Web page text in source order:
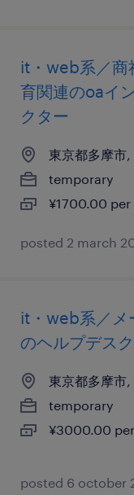
it・web系／商
育関連のoaイ
クター
東京都多摩市,
temporary
¥1700.00
posted 2 march
it・web系／メ
のヘルプデス
東京都多摩市,
temporary
¥3000.00
posted 6 october